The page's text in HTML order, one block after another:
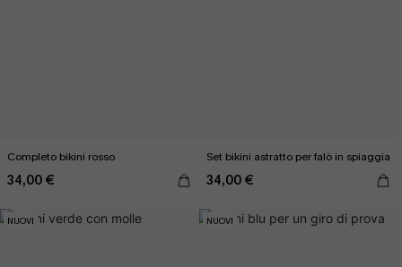
Completo bikini rosso
34,00 €
Set bikini astratto per falò in spiaggia
34,00 €
NUOVI NUOVI